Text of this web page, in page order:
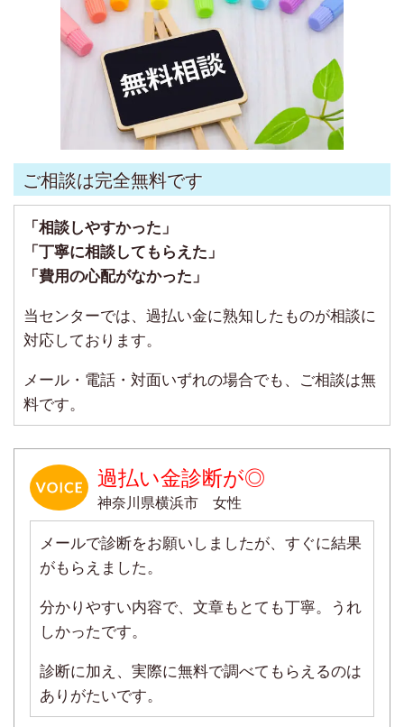
ご相談は完全無料です
「相談しやすかった」
「丁寧に相談してもらえた」
「費用の心配がなかった」
当センターでは、過払い金に熟知したものが相談に
対応しております。
メール・電話・対面いずれの場合でも、ご相談は無
料です。
過払い金診断が◎
神奈川県横浜市 女性
メールで診断をお願いしましたが、すぐに結果
がもらえました。
分かりやすい内容で、文章もとても丁寧。うれ
しかったです。
診断に加え、実際に無料で調べてもらえるのは
ありがたいです。